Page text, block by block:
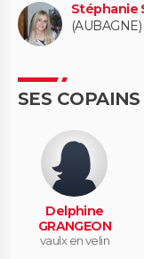
Stéphanie
(AUBAGNE)
SES COPAINS
Delphine
GRANGEON
vaulx en velin